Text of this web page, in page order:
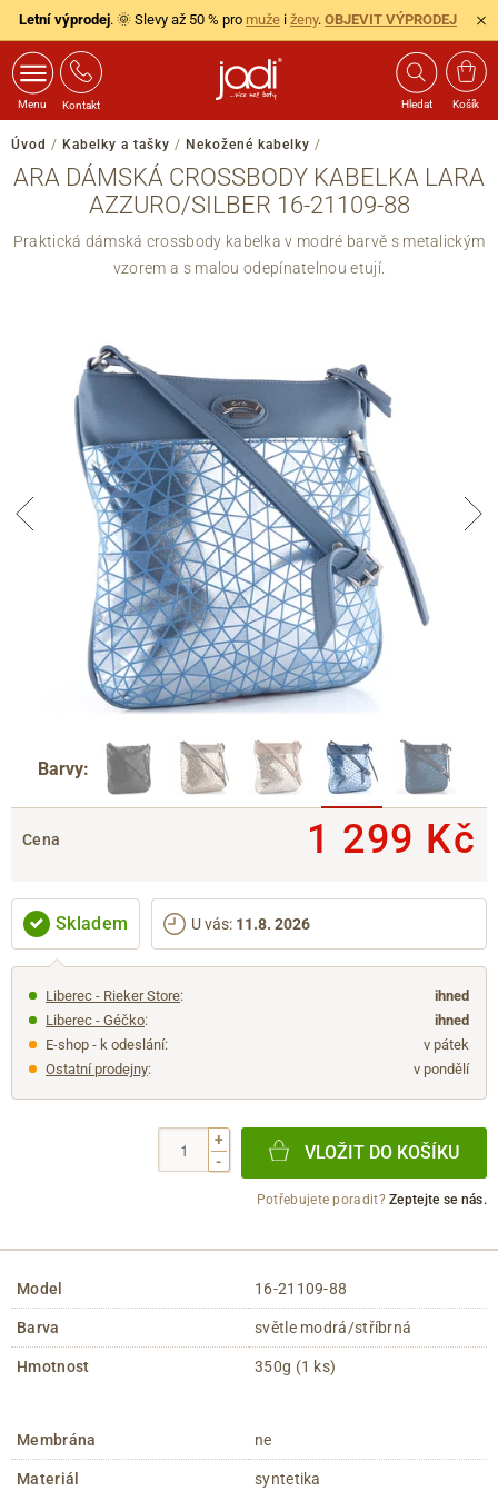
Letní výprodej. 🌞 Slevy až 50 % pro muže i ženy. OBJEVIT VÝPRODEJ
Menu Kontakt Hledat Košík
Úvod / Kabelky a tašky / Nekožené kabelky /
ARA DÁMSKÁ CROSSBODY KABELKA LARA
AZZURO/SILBER 16-21109-88
Praktická dámská crossbody kabelka v modré barvě s metalickým
vzorem a s malou odepínatelnou etují.
Barvy:
Cena 1 299 Kč
Skladem U vás: 11.8. 2026
Liberec - Rieker Store:
ihned
Liberec - Géčko:
ihned
E-shop - k odeslání:
v pátek
Ostatní prodejny: v pondělí
+
-
VLOŽIT DO KOŠÍKU
Potřebujete poradit?Zeptejte se nás.
Model 16-21109-88
Barva světle modrá/stříbrná
Hmotnost 350g (1 ks)
Membrána ne
Materiál syntetika